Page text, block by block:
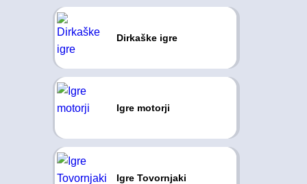
Dirkaške igre
Igre motorji
Igre Tovornjaki